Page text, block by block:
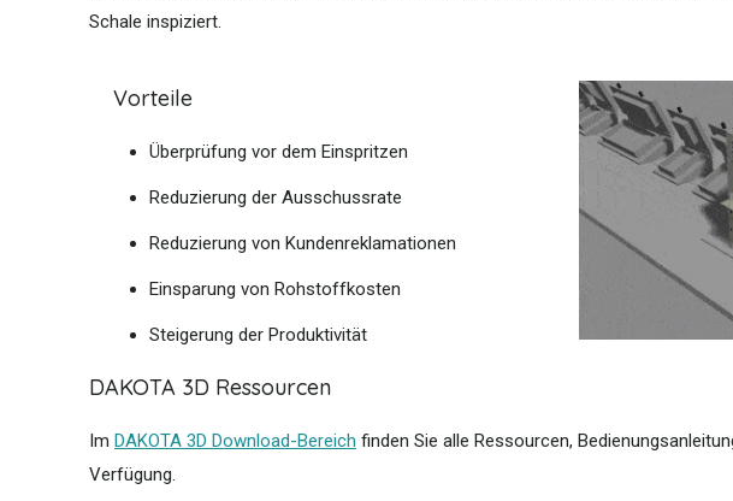
Schale inspiziert.
Vorteile
Überprüfung vor dem Einspritzen
Reduzierung der Ausschussrate
Reduzierung von Kundenreklamationen
Einsparung von Rohstoffkosten
Steigerung der Produktivität
DAKOTA 3D Ressourcen
Im DAKOTA 3D Download-Bereich finden Sie alle Ressourcen,
Verfügung.